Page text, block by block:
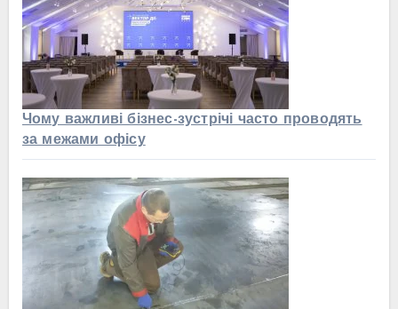
Чому важливі бізнес-зустрічі часто проводять
за межами офісу